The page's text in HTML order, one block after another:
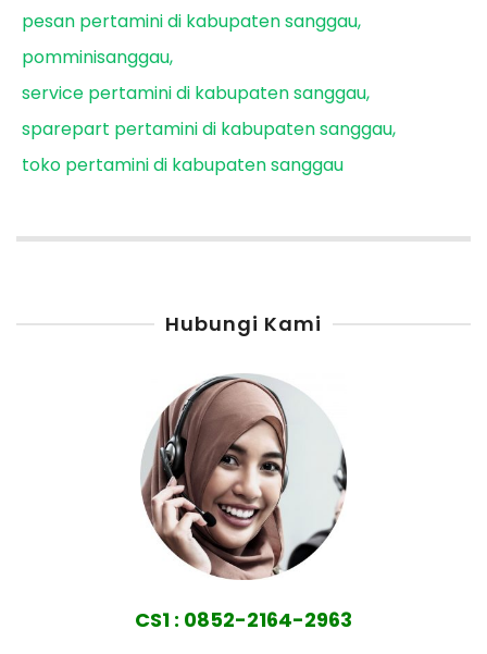
pesan pertamini di kabupaten sanggau
pomminisanggau
service pertamini di kabupaten sanggau
sparepart pertamini di kabupaten sanggau
toko pertamini di kabupaten sanggau
Hubungi Kami
CS1 : 0852-2164-2963